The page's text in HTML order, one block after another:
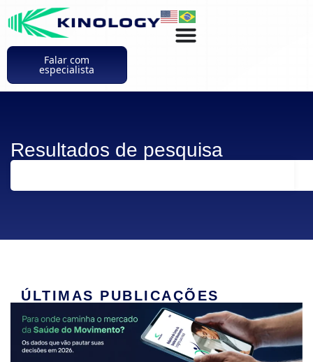
Falar com
especialista
Resultados de pesquisa
ÚLTIMAS PUBLICAÇÕES